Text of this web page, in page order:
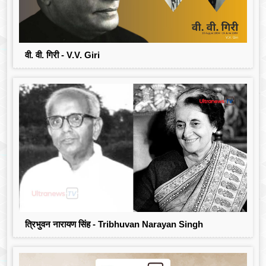
वी. वी. गिरी - V.V. Giri
त्रिभुवन नारायण सिंह - Tribhuvan Narayan Singh